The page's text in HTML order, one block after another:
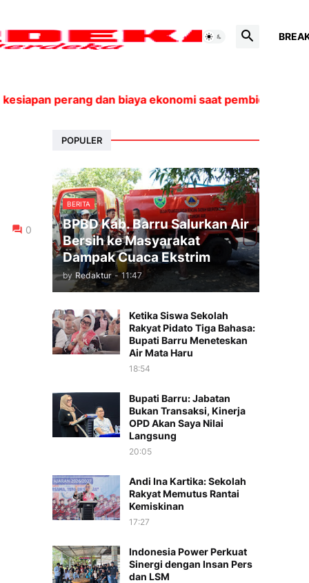
dan biaya ekonomi saat pembicaraan
0
POPULER
BERITA
BPBD Kab. Barru Salurkan Air
Bersih ke Masyarakat
Dampak Cuaca Ekstrim
by Redaktur - 11:47
Ketika Siswa Sekolah
Rakyat Pidato Tiga Bahasa:
Bupati Barru Meneteskan
Air Mata Haru
18:54
Bupati Barru: Jabatan
Bukan Transaksi, Kinerja
OPD Akan Saya Nilai
Langsung
20:05
Andi Ina Kartika: Sekolah
Rakyat Memutus Rantai
Kemiskinan
17:27
Indonesia Power Perkuat
Sinergi dengan Insan Pers
dan LSM